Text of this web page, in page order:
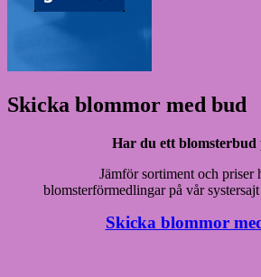
Skicka blommor med bud
Har du ett blomsterbud
Jämför sortiment och priser
blomsterförmedlingar på vår
Skicka blommor